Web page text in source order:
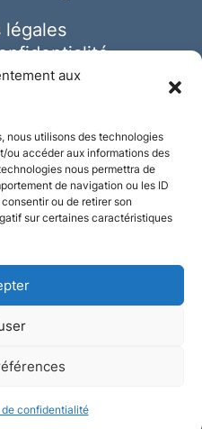
aux
nous utilisons des technologies
ou accéder aux informations des
nous permettra de
de navigation ou les ID
ou de retirer son
sur certaines caractéristiques
confidentialité
légales
:Plate